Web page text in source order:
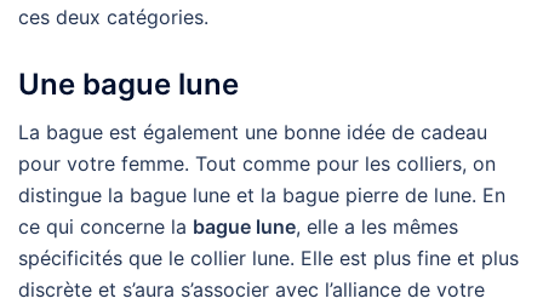
ces deux catégories.
Une bague lune
La bague est également une bonne idée de cadeau
pour votre femme. Tout comme pour les colliers, on
distingue la bague lune et la bague pierre de lune. En
ce qui concerne la bague lune, elle a les mêmes
spécificités que le collier lune. Elle est plus fine et plus
discrète et s’aura s’associer avec l’alliance de votre